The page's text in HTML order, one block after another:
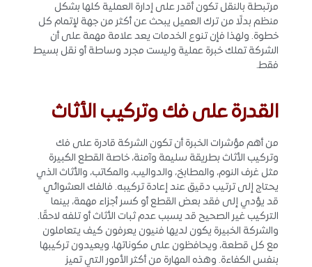
مرتبطة بالنقل تكون أقدر على إدارة العملية كلها بشكل
منظم بدلًا من ترك العميل يبحث عن أكثر من جهة لإتمام كل
خطوة. ولهذا فإن تنوع الخدمات يعد علامة مهمة على أن
الشركة تملك خبرة عملية وليست مجرد وساطة أو نقل بسيط
فقط.
القدرة على فك وتركيب الأثاث
من أهم مؤشرات الخبرة أن تكون الشركة قادرة على فك
وتركيب الأثاث بطريقة سليمة وآمنة، خاصة القطع الكبيرة
مثل غرف النوم، والمطابخ، والدواليب، والمكاتب، والأثاث الذي
يحتاج إلى ترتيب دقيق عند إعادة تركيبه. فالفك العشوائي
قد يؤدي إلى فقد بعض القطع أو كسر أجزاء مهمة، بينما
التركيب غير الصحيح قد يسبب عدم ثبات الأثاث أو تلفه لاحقًا.
والشركة الخبيرة يكون لديها فنيون يعرفون كيف يتعاملون
مع كل قطعة، ويحافظون على مكوناتها، ويعيدون تركيبها
بنفس الكفاءة. وهذه المهارة من أكثر الأمور التي تميز